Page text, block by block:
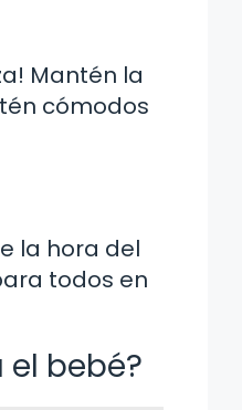
Mantén la
cómodos
la hora del
todos en
bebé?